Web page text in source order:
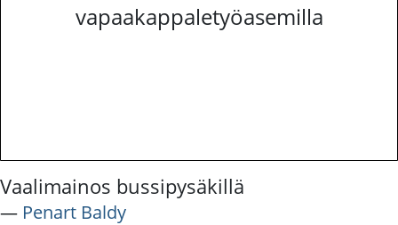
vapaakappaletyöasemilla
Vaalimainos bussipysäkillä
― Penart Baldy